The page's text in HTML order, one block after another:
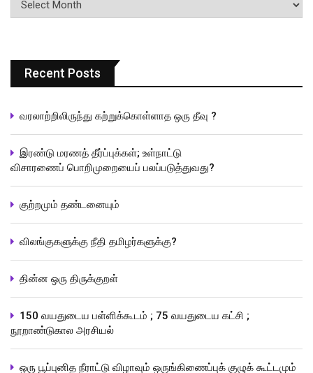
வரிசை
Recent Posts
வரலாற்றிலிருந்து கற்றுக்கொள்ளாத ஒரு தீவு ?
இரண்டு மரணத் தீர்ப்புக்கள்; உள்நாட்டு
விசாரணைப் பொறிமுறையைப் பலப்படுத்துவது?
குற்றமும் தண்டனையும்
விலங்குகளுக்கு நீதி தமிழர்களுக்கு?
தின்ன ஒரு திருக்குறள்
150 வயதுடைய பள்ளிக்கூடம் ; 75 வயதுடைய கட்சி ;
நூறாண்டுகால அரசியல்
ஒரு பூப்புனித நீராட்டு விழாவும் ஒருங்கிணைப்புக் குழுக் கூட்டமும்